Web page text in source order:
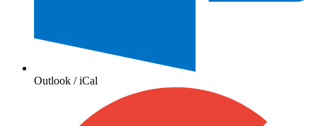
Outlook / iCal